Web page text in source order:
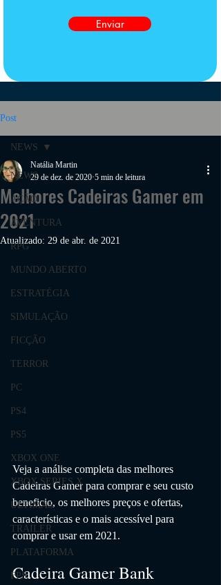
Enviar
Post
NEWS
AÇÃO
AVENTURA
RPG
MUNDO ABERTO
ESTRATÉGIA
SIMULAÇÃO
FICÇÃO
TERROR
PC
PS4
PS5
XBOX ONE
XBOX SERIES X
ÚLTIMAS
TRAILER
PLATAFORMA
FPS
NEWS
Melhores Cadeiras Gamer em
2021
Natália Martin
29 de dez. de 2020 5 min de leitura
Atualizado: 29 de abr. de 2021
Veja a análise completa das melhores
Cadeiras Gamer para comprar e seu custo
beneficio, os melhores preços e ofertas,
características e o mais acessível para
comprar e usar em 2021.
Cadeira Gamer Bank